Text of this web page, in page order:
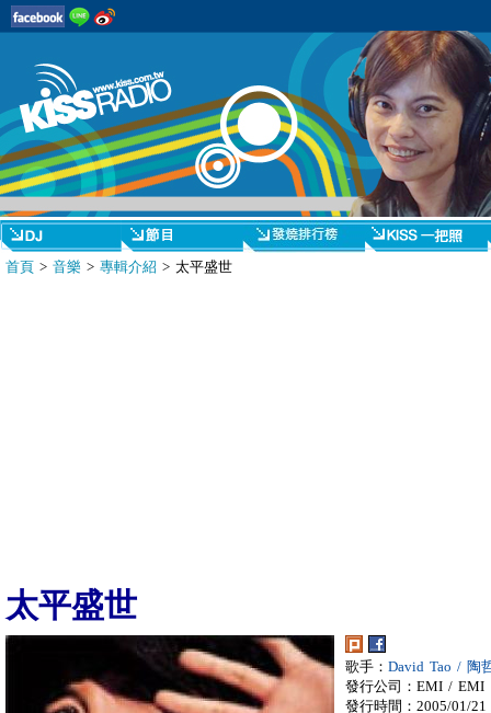
首頁 > 音樂 > 專輯介紹 > 太平盛世
太平盛世
歌手： David Tao / 陶
發行公司：EMI / EMI
發行時間：2005/01/21